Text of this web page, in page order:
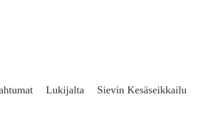
Lukijalta Sievin Kesäseikkailu